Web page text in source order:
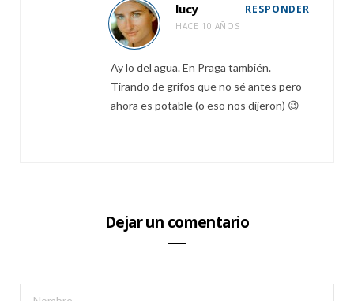
lucy
HACE 10 AÑOS
RESPONDER
Ay lo del agua. En Praga también.
Tirando de grifos que no sé antes pero
ahora es potable (o eso nos dijeron) 😉
Dejar un comentario